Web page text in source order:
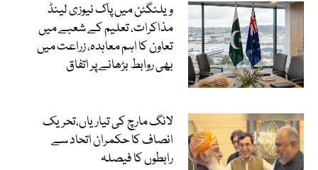
ویلنگٹن میں پاک نیوزی لینڈ
مذاکرات، تعلیم کے شعبے میں
تعاون کا اہم معاہدہ، زراعت میں
بھی روابط بڑھانے پر اتفاق
لانگ مارچ کی تیاریاں،تحریک
انصاف کا حکمران اتحاد سے
رابطوں کا فیصلہ